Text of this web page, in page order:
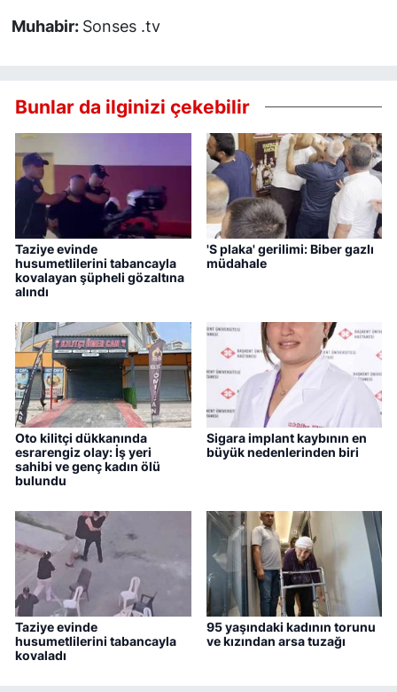
Muhabir: Sonses .tv
Bunlar da ilginizi çekebilir
Taziye evinde
husumetlilerini tabancayla
kovalayan şüpheli gözaltına
alındı
'S plaka' gerilimi: Biber gazlı
müdahale
Oto kilitçi dükkanında
esrarengiz olay: İş yeri
sahibi ve genç kadın ölü
bulundu
Sigara implant kaybının en
büyük nedenlerinden biri
Taziye evinde
husumetlilerini tabancayla
kovaladı
95 yaşındaki kadının torunu
ve kızından arsa tuzağı